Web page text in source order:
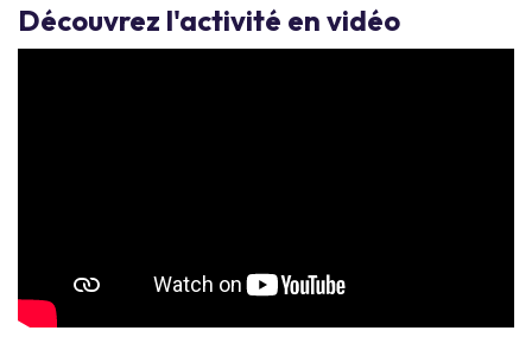
Découvrez l'activité en vidéo